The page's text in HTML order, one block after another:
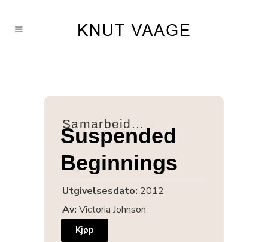
Samarbeid...
Suspended
Beginnings
Utgivelsesdato: 2012
Av: Victoria Johnson
Kjøp